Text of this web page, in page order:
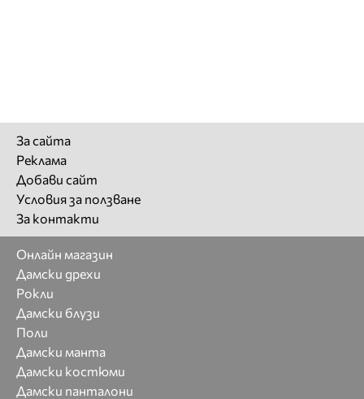
За сайта
Реклама
Добави сайт
Условия за ползване
За контакти
Онлайн магазин
Дамски дрехи
Рокли
Дамски блузи
Поли
Дамски манта
Дамски костюми
Дамски панталони